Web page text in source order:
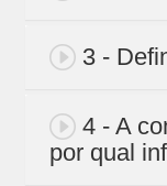
3 -
4 - A
por qual